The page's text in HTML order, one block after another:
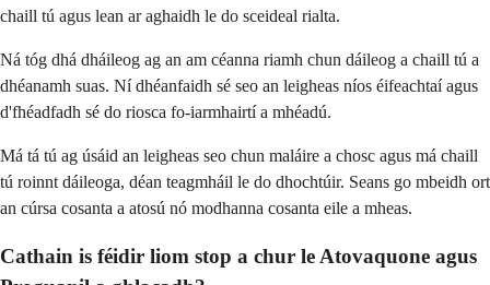
chaill tú agus lean ar aghaidh le do sceideal rialta.
Ná tóg dhá dháileog ag an am céanna riamh chun dáileog a chaill tú a
dhéanamh suas. Ní dhéanfaidh sé seo an leigheas níos éifeachtaí agus
d'fhéadfadh sé do riosca fo-iarmhairtí a mhéadú.
Má tá tú ag úsáid an leigheas seo chun maláire a chosc agus má chaill
tú roinnt dáileoga, déan teagmháil le do dhochtúir. Seans go mbeidh ort
an cúrsa cosanta a atosú nó modhanna cosanta eile a mheas.
Cathain is féidir liom stop a chur le Atovaquone agus